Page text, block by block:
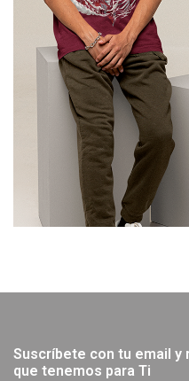
Suscríbete con tu email
que tenemos para Ti